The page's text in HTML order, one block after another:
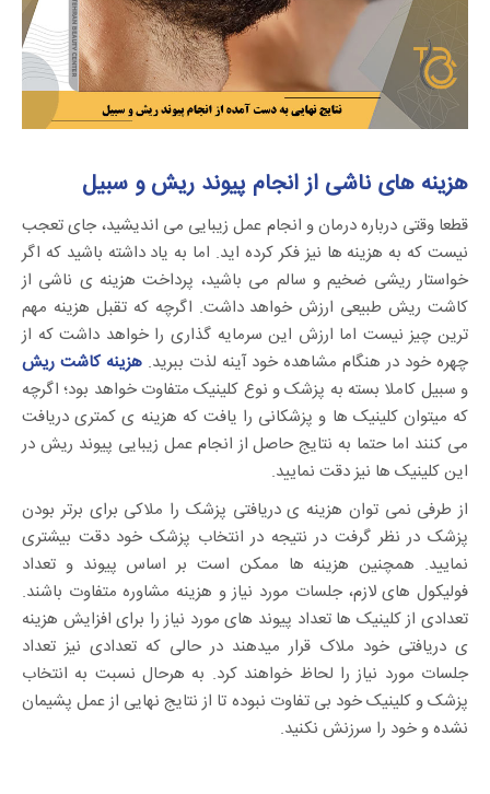
هزینه های ناشی از انجام پیوند ریش و سبیل
قطعا وقتی درباره درمان و انجام عمل زیبایی می اندیشید، جای تعجب
نیست که به هزینه ها نیز فکر کرده اید. اما به یاد داشته باشید که اگر
خواستار ریشی ضخیم و سالم می باشید، پرداخت هزینه ی ناشی از
کاشت ریش طبیعی ارزش خواهد داشت. اگرچه که تقبل هزینه مهم
ترین چیز نیست اما ارزش این سرمایه گذاری را خواهد داشت که از
چهره خود در هنگام مشاهده خود آینه لذت ببرید.هزینه کاشت ریش
و سبیل کاملا بسته به پزشک و نوع کلینیک متفاوت خواهد بود؛ اگرچه
که میتوان کلینیک ها و پزشکانی را یافت که هزینه ی کمتری دریافت
می کنند اما حتما به نتایج حاصل از انجام عمل زیبایی پیوند ریش در
این کلینیک ها نیز دقت نمایید.
از طرفی نمی توان هزینه ی دریافتی پزشک را ملاکی برای برتر بودن
پزشک در نظر گرفت در نتیجه در انتخاب پزشک خود دقت بیشتری
نمایید. همچنین هزینه ها ممکن است بر اساس پیوند و تعداد
فولیکول های لازم، جلسات مورد نیاز و هزینه مشاوره متفاوت باشند.
تعدادی از کلینیک ها تعداد پیوند های مورد نیاز را برای افزایش هزینه
ی دریافتی خود ملاک قرار میدهند در حالی که تعدادی نیز تعداد
جلسات مورد نیاز را لحاظ خواهند کرد. به هرحال نسبت به انتخاب
پزشک و کلینیک خود بی تفاوت نبوده تا از نتایج نهایی از عمل پشیمان
نشده و خود را سرزنش نکنید.